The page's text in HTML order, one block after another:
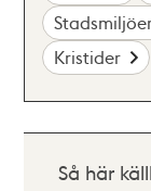
Kristider
Så här